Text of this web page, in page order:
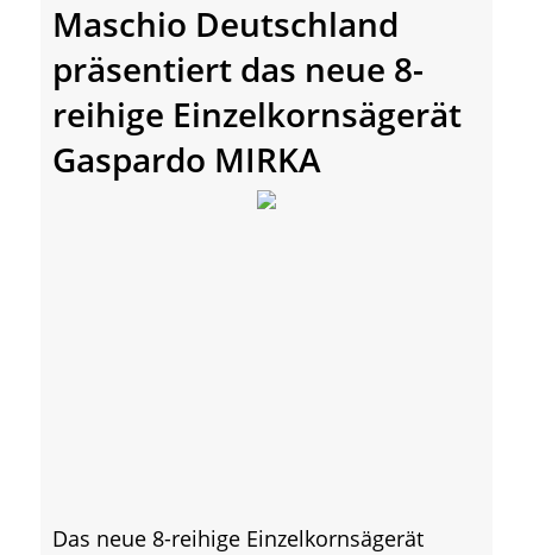
Maschio Deutschland
präsentiert das neue 8-
reihige Einzelkornsägerät
Gaspardo MIRKA
Das neue 8-reihige Einzelkornsägerät